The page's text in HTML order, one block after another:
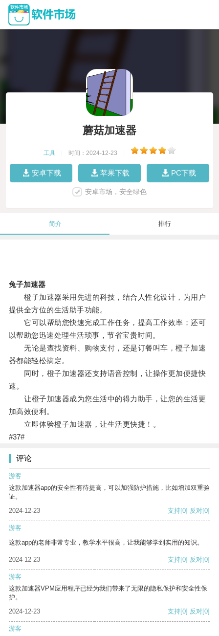
蘑菇加速器
工具 时间：2024-12-23
安卓下载 苹果下载 PC下载
安卓市场，安全绿色
简介 排行
兔子加速器
橙子加速器采用先进的科技，结合人性化设计，为用户
提供全方位的生活助手功能。
它可以帮助您快速完成工作任务，提高工作效率；还可
以帮助您迅速处理生活琐事，节省宝贵时间。
无论是查找资料、购物支付，还是订餐叫车，橙子加速
器都能轻松搞定。
同时，橙子加速器还支持语音控制，让操作更加便捷快
速。
让橙子加速器成为您生活中的得力助手，让您的生活更
加高效便利。
立即体验橙子加速器，让生活更快捷！。
#37#
评论
游客
这款加速器app的安全性有待提高，可以加强防护措施，比如增加双重验
证。
2024-12-23
支持[0] 反对[0]
游客
这款app的老师非常专业，教学水平很高，让我能够学到实用的知识。
2024-12-23 支持[0] 反对[0]
游客
这款加速器VPM应用程序已经为我们带来了无限的隐私保护和安全性保
护。
2024-12-23
支持[0] 反对[0]
游客